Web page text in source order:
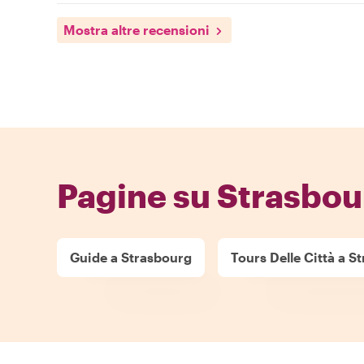
Mostra altre recensioni
Pagine su
Guide a Strasbourg Tours Delle Città a